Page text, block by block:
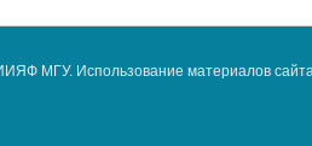
МГУ. Использование материалов